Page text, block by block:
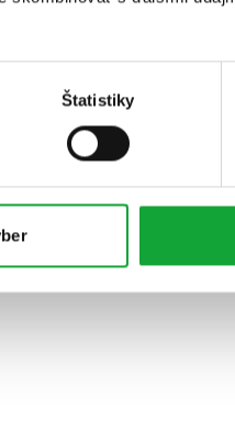
Štatistiky